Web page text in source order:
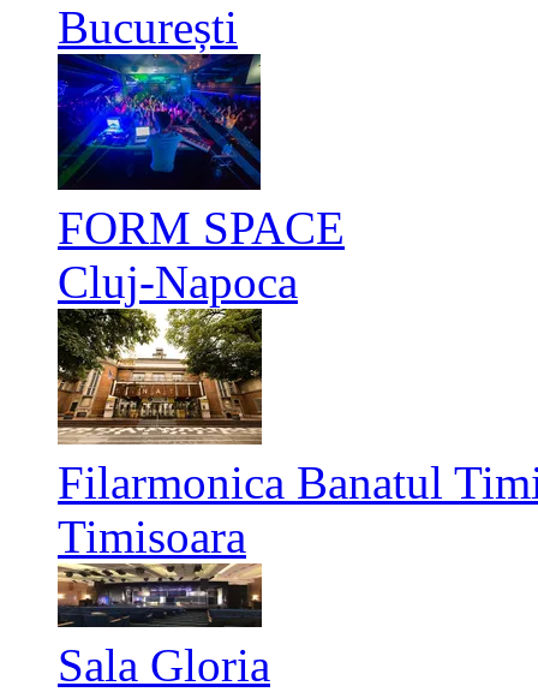
București
FORM SPACE
Cluj-Napoca
Filarmonica Banatul
Timisoara
Sala Gloria